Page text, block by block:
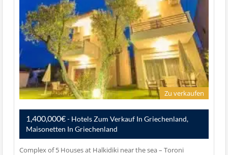
Zu verkaufen
1,400,000€- Hotels Zum Verkauf In Griechenland,
Maisonetten In Griechenland
Complex of 5 Houses at Halkidiki near the sea – Toroni